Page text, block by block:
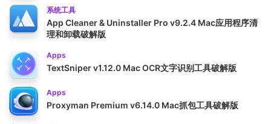
系统工具
App Cleaner & Uninstaller Pro v9.2.4 Mac应用程序清
理和卸载破解版
Apps
TextSniper v1.12.0 Mac OCR文字识别工具破解版
Apps
Proxyman Premium v6.14.0 Mac抓包工具破解版